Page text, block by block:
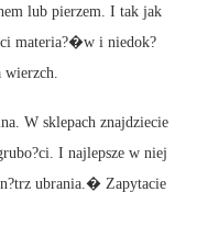
lub pierzem. I tak jak
materia?�w i niedok?
wierzch.
W sklepach znajdziecie
I najlepsze w niej
ubrania.� Zapytacie